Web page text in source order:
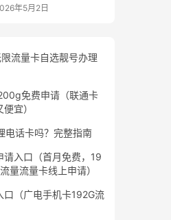
年5月2日
流量卡自选靓号办理
免费申请（联通卡
宜）
电话卡吗？完整指南
请入口（首月免费，19
量流量卡线上申请）
口（广电手机卡192G流